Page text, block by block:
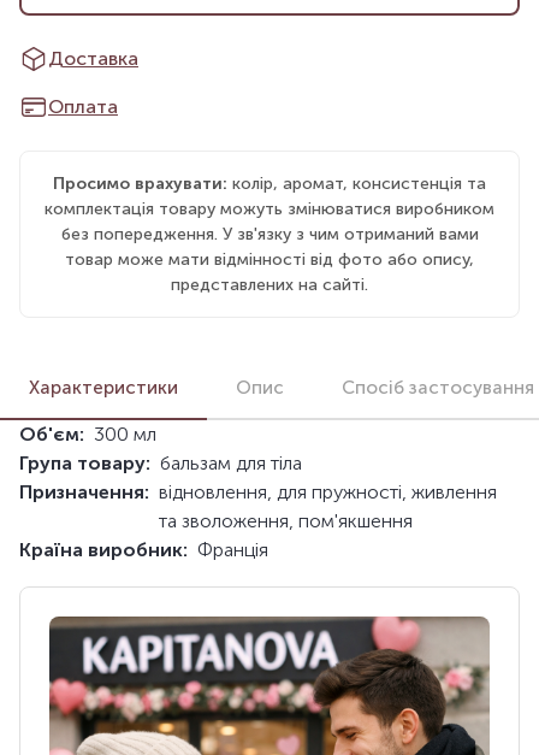
Доставка
Оплата
Просимо врахувати: колір, аромат, консистенція та
комплектація товару можуть змінюватися виробником
без попередження. У зв'язку з чим отриманий вами
товар може мати відмінності від фото або опису,
представлених на сайті.
Характеристики Опис Спосіб застосування
Об'єм: 300 мл
Група товару: бальзам для тіла
Призначення: відновлення, для пружності, живлення
та зволоження, пом'якшення
Країна виробник: Франція